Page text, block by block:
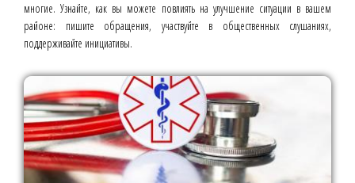
многие. Узнайте, как вы можете повлиять на улучшение ситуации в вашем
районе: пишите обращения, участвуйте в общественных слушаниях,
поддерживайте инициативы.